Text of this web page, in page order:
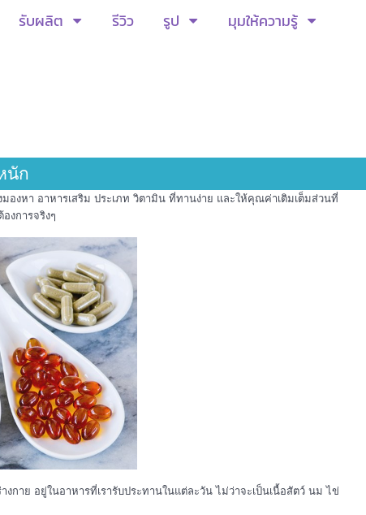
รับผลิต รีวิว รูป
มุมให้ความรู้
นัก
องหา อาหารเสริม ประเภท วิตามิน ที่ทานง่าย และให้คุณค่าเติมเต็มส่วนที่
งการจริงๆ
าย อยู่ในอาหารที่เรารับประทานในแต่ละวัน ไม่ว่าจะเป็นเนื้อสัตว์ นม ไข่